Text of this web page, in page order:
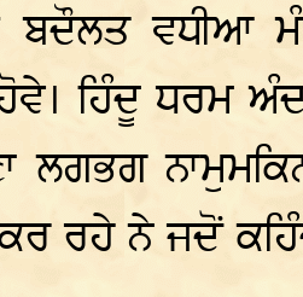
ਬਦੌਲਤ ਵਧੀਆ
ਹੋਵੇ। ਹਿੰਦੂ ਧਰਮ
ਲਗਭਗ
ਰਹੇ ਨੇ ਜਦੋਂ